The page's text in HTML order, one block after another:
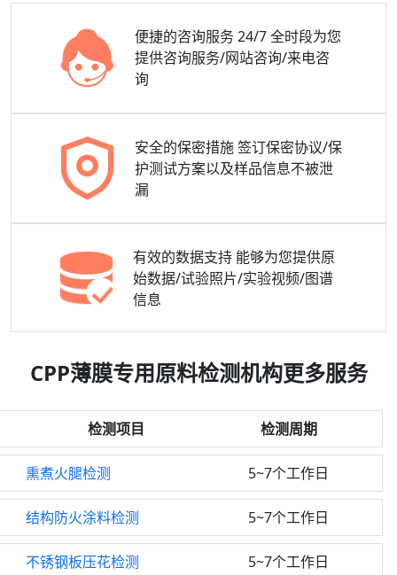
便捷的咨询服务24/7 全时段为您
提供咨询服务/网站咨询/来电咨
询
安全的保密措施 签订保密协议/保
护测试方案以及样品信息不被泄
漏
有效的数据支持 能够为您提供原
始数据/试验照片/实验视频/图谱
信息
CPP薄膜专用原料检测机构更多服务
检测项目 检测周期
熏煮火腿检测 5~7个工作日
结构防火涂料检测 5~7个工作日
不锈钢板压花检测 5~7个工作日